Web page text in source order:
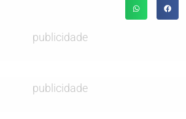
publicidade
publicidade